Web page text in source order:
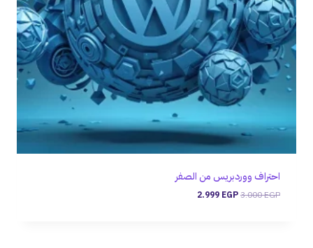
احتراف ووردبريس من الصفر
3.000EGP
2.999 EGP